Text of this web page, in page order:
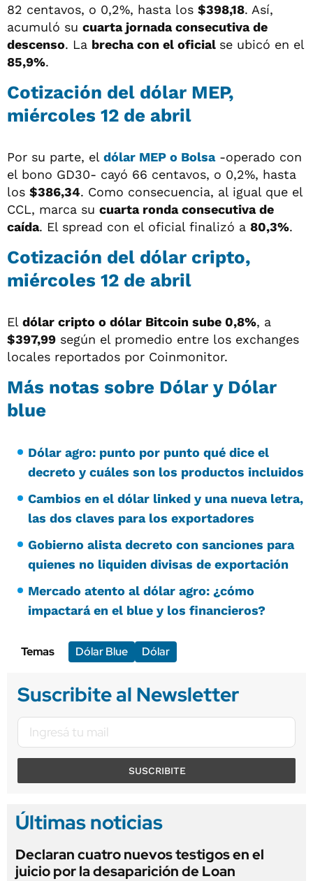
82 centavos, o 0,2%, hasta los $398,18. Así,
acumuló su cuarta jornada consecutiva de
descenso. La brecha con el oficial se ubicó en el
85,9%.
Cotización del dólar MEP,
miércoles 12 de abril
Por su parte, el dólar MEP o Bolsa-operado con
el bono GD30- cayó 66 centavos, o 0,2%, hasta
los $386,34. Como consecuencia, al igual que el
CCL, marca su cuarta ronda consecutiva de
caída. El spread con el oficial finalizó a 80,3%.
Cotización del dólar cripto,
miércoles 12 de abril
El dólar cripto o dólar Bitcoin sube 0,8%, a
$397,99 según el promedio entre los exchanges
locales reportados por Coinmonitor.
Más notas sobre Dólar y Dólar
blue
Dólar agro: punto por punto qué dice el
decreto y cuáles son los productos incluidos
Cambios en el dólar linked y una nueva letra,
las dos claves para los exportadores
Gobierno alista decreto con sanciones para
quienes no liquiden divisas de exportación
Mercado atento al dólar agro: ¿cómo
impactará en el blue y los financieros?
Temas Dólar Blue Dólar
Suscribite al Newsletter
SUSCRIBITE
Últimas noticias
Declaran cuatro nuevos testigos en el
juicio por la desaparición de Loan